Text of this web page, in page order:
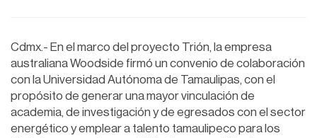
Cdmx.- En el marco del proyecto Trión, la empresa
australiana Woodside firmó un convenio de colaboración
con la Universidad Autónoma de Tamaulipas, con el
propósito de generar una mayor vinculación de
academia, de investigación y de egresados con el sector
energético y emplear a talento tamaulipeco para los